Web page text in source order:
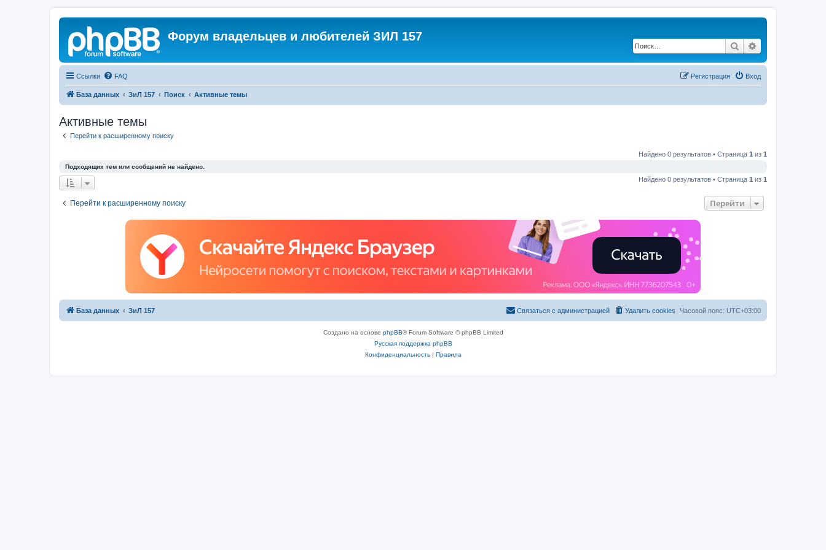
Форум владельцев и любителей ЗИЛ 157
Поиск
Ссылки FAQ Вход
Регистрация
База данных ЗиЛ 157 Поиск Активные темы
Активные темы
Перейти к расширенному поиску
Найдено 0 результатов • Страница 1 из 1
Подходящих тем или сообщений не найдено.
Найдено 0 результатов • Страница 1 из 1
Перейти к расширенному поиску Перейти
База данных ЗиЛ 157 Часовой пояс: UTC+03:00
Удалить cookies
Связаться с администрацией
Создано на основе phpBB® Forum Software © phpBB Limited
Русская поддержка phpBB
Конфиденциальность| Правила